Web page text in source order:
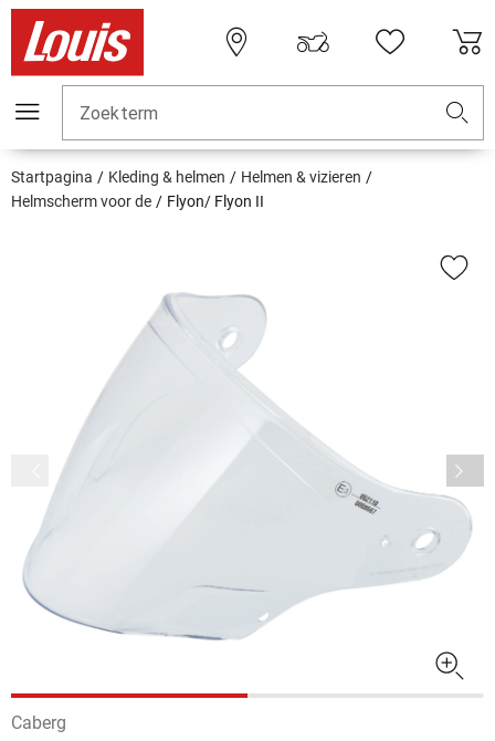
Zoekterm
Startpagina Kleding & helmen
Helmen & vizieren
Helmscherm voor de
Flyon/ Flyon II
Caberg